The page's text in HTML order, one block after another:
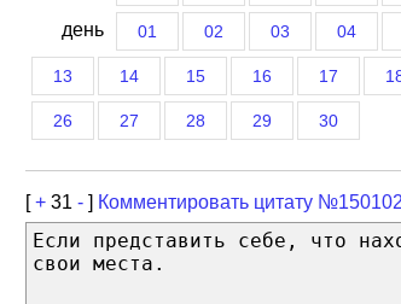
день 01 02 03 04
13 14 15 16 17
26 27 28 29 30
[+ 31 - ] Комментировать цитату №150102
Если представить себе, что
свои места.